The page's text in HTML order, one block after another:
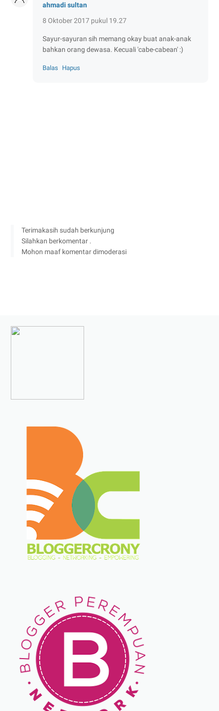
ahmadi sultan
8 Oktober 2017 pukul 19.27
Sayur-sayuran sih memang okay buat anak-anak
bahkan orang dewasa. Kecuali 'cabe-cabean' :)
Balas Hapus
Terimakasih sudah berkunjung
Silahkan berkomentar .
Mohon maaf komentar dimoderasi